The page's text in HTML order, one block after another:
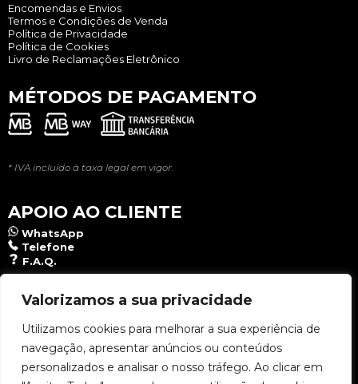
Valorizamos a sua privacidade
Utilizamos cookies para melhorar a sua experiência de
navegação, apresentar anúncios ou conteúdos
personalizados e analisar o nosso tráfego. Ao clicar em
Encomendas e Envios
Termos e Condições de Venda
Política de Privacidade
Política de Cookies
Livro de Reclamações Eletrônico
MÉTODOS DE PAGAMENTO
* IVA incluído à taxa legal em vigor.
APOIO AO CLIENTE
WhatsApp
Telefone
F.A.Q.
NEWSLETTER
Aceito a Política de Privacidade